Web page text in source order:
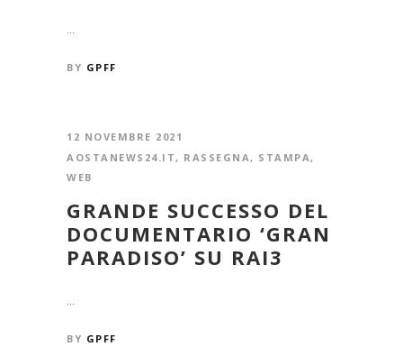
...
BY GPFF
12 NOVEMBRE 2021
AOSTANEWS24.IT, RASSEGNA, STAMPA,
WEB
GRANDE SUCCESSO DEL
DOCUMENTARIO ‘GRAN
PARADISO’ SU RAI3
...
BY GPFF